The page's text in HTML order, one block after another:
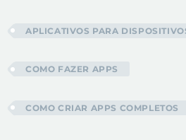
APLICATIVOS PARA
COMO FAZER APPS
COMO CRIAR APPS COMPLETOS